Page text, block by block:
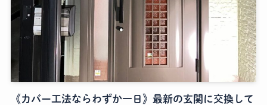
《カバー工法ならわずか一日》最新の玄関に交換して